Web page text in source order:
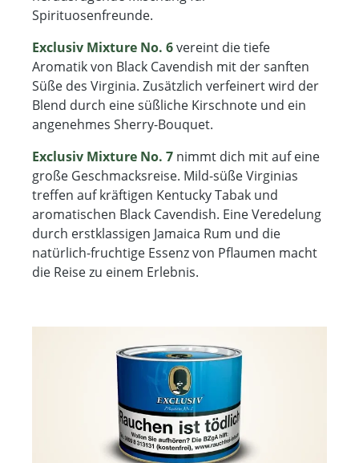
Spirituosenfreunde.
Exclusiv Mixture No. 6vereint die tiefe
Aromatik von Black Cavendish mit der sanften
Süße des Virginia. Zusätzlich verfeinert wird der
Blend durch eine süßliche Kirschnote und ein
angenehmes Sherry-Bouquet.
Exclusiv Mixture No. 7 nimmt dich mit auf eine
große Geschmacksreise. Mild-süße Virginias
treffen auf kräftigen Kentucky Tabak und
aromatischen Black Cavendish. Eine Veredelung
durch erstklassigen Jamaica Rum und die
natürlich-fruchtige Essenz von Pflaumen macht
die Reise zu einem Erlebnis.